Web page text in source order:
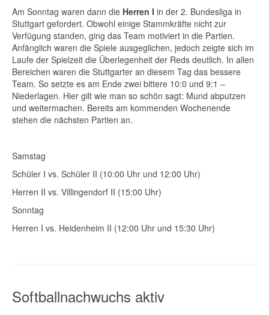
Am Sonntag waren dann die Herren I in der 2. Bundesliga in
Stuttgart gefordert. Obwohl einige Stammkräfte nicht zur
Verfügung standen, ging das Team motiviert in die Partien.
Anfänglich waren die Spiele ausgeglichen, jedoch zeigte sich im
Laufe der Spielzeit die Überlegenheit der Reds deutlich. In allen
Bereichen waren die Stuttgarter an diesem Tag das bessere
Team. So setzte es am Ende zwei bittere 10:0 und 9:1 –
Niederlagen. Hier gilt wie man so schön sagt: Mund abputzen
und weitermachen. Bereits am kommenden Wochenende
stehen die nächsten Partien an.
Samstag
Schüler I vs. Schüler II (10:00 Uhr und 12:00 Uhr)
Herren II vs. Villingendorf II (15:00 Uhr)
Sonntag
Herren I vs. Heidenheim II (12:00 Uhr und 15:30 Uhr)
Softballnachwuchs aktiv